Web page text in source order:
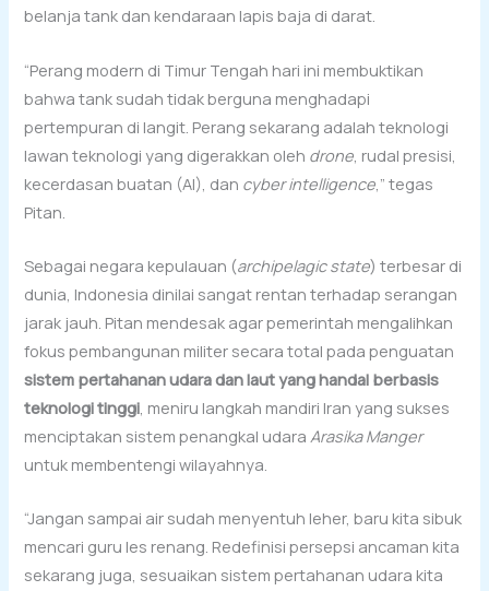
belanja tank dan kendaraan lapis baja di darat.
“Perang modern di Timur Tengah hari ini membuktikan
bahwa tank sudah tidak berguna menghadapi
pertempuran di langit. Perang sekarang adalah teknologi
lawan teknologi yang digerakkan oleh drone , rudal presisi,
kecerdasan buatan (AI), dan cyber intelligence ,” tegas
Pitan.
Sebagai negara kepulauan (archipelagic state) terbesar di
dunia, Indonesia dinilai sangat rentan terhadap serangan
jarak jauh. Pitan mendesak agar pemerintah mengalihkan
fokus pembangunan militer secara total pada penguatan
sistem pertahanan udara dan laut yang handal berbasis
teknologi tinggi, meniru langkah mandiri Iran yang sukses
menciptakan sistem penangkal udaraArasika Manger
untuk membentengi wilayahnya.
“Jangan sampai air sudah menyentuh leher, baru kita sibuk
mencari guru les renang. Redefinisi persepsi ancaman kita
sekarang juga, sesuaikan sistem pertahanan udara kita